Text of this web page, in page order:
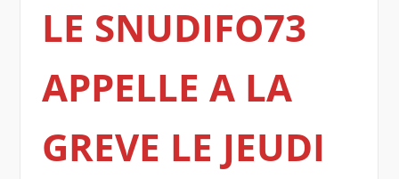
LE SNUDIFO73
APPELLE A LA
GREVE LE JEUDI